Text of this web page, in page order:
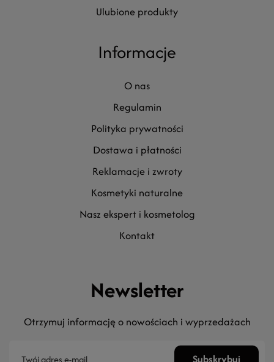
Informacje
o nas
regulamin
polityka prywatności
dostawa i płatności
reklamacje i zwroty
kosmetyki naturalne
nasz ekspert i kosmetolog
kontakt
Newsletter
Otrzymuj informację o nowościach i wyprzedażach
ulubione produkty